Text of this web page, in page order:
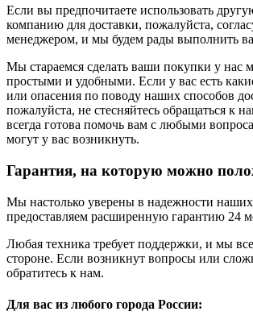
Если вы предпочитаете использовать
компанию для доставки, пожалуйста,
менеджером, и мы будем рады выполнить
Мы стараемся сделать ваши покупки у нас
простыми и удобными. Если у вас есть
или опасения по поводу наших способов
пожалуйста, не стесняйтесь обращаться к
всегда готова помочь вам с любыми
могут у вас возникнуть.
Гарантия, на которую можно
Мы настолько уверены в надежности
предоставляем расширенную гарантию 24
Любая техника требует поддержки, и мы
стороне. Если возникнут вопросы или
обратитесь к нам.
Для вас из любого города России: